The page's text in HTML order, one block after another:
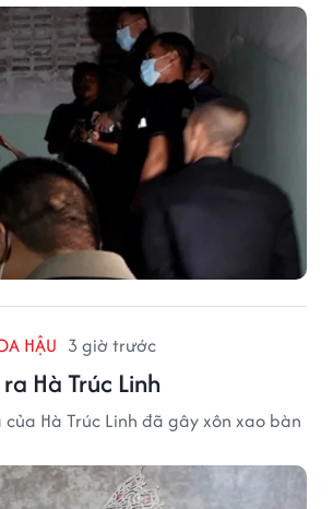
HẬU 3 giờ trước
Hà Trúc Linh
Hà Trúc Linh đã gây xôn xao bàn